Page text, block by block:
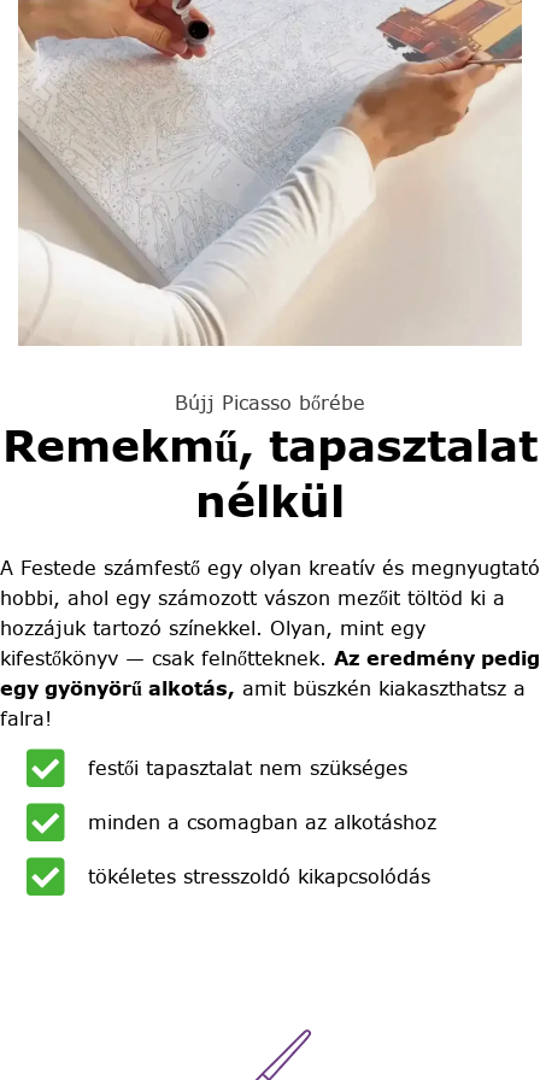
Bújj Picasso bőrébe
Remekmű, tapasztalat
nélkül
A Festede számfestő egy olyan kreatív és megnyugtató
hobbi, ahol egy számozott vászon mezőit töltöd ki a
hozzájuk tartozó színekkel. Olyan, mint egy
kifestőkönyv — csak felnőtteknek. Az eredmény pedig
egy gyönyörű alkotás, amit büszkén kiakaszthatsz a
falra!
festői tapasztalat nem szükséges
minden a csomagban az alkotáshoz
tökéletes stresszoldó kikapcsolódás